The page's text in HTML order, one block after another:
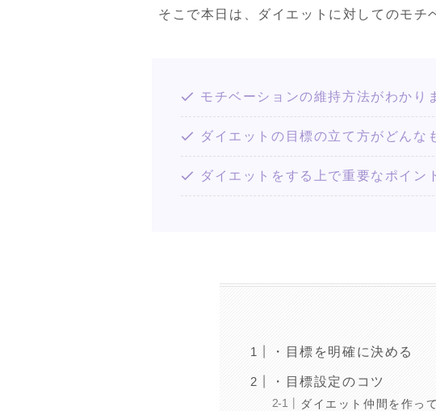
そこで本日は、ダイエットに対してのモチ
モチベーションの維持方法がわかり
ダイエットの目標の立て方がどんな
ダイエットをする上で重要なポイン
・目標を明確に決める
・目標設定のコツ
ダイエット仲間を作っ